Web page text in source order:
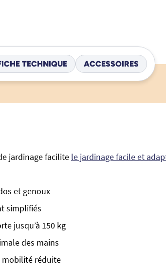
TECHNIQUE ACCESSOIRES
jardinage facilite le jardinage facile et
et genoux
simplifiés
jusqu’à 150 kg
des mains
mobilité réduite